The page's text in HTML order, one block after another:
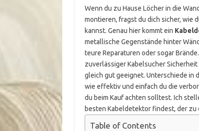
Wenn du zu Hause Löcher in die
montieren, fragst du dich sicher, wie
kannst. Genau hier kommt ein
metallische Gegenstände hinter
teure Reparaturen oder sogar
zuverlässiger Kabelsucher
gleich gut geeignet. Unterschiede in
wie effektiv und einfach du die
du beim Kauf achten solltest. Ich
besten Kabeldetektor findest, der zu
Table of Contents